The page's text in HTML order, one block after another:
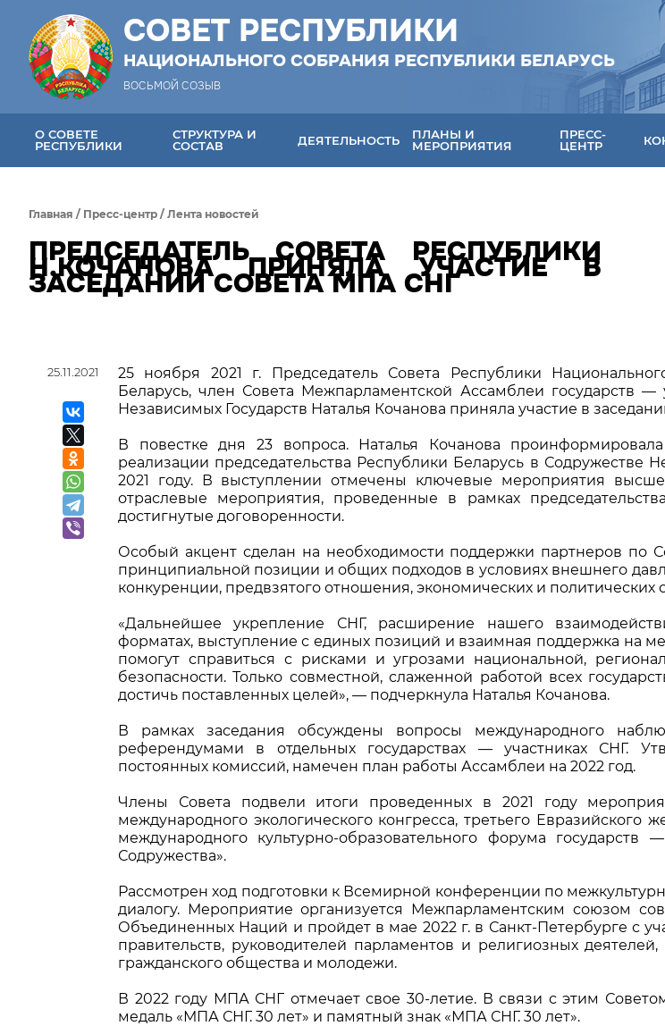
СОВЕТ РЕСПУБЛИКИ
НАЦИОНАЛЬНОГО СОБРАНИЯ РЕСПУБЛИКИ БЕЛАРУСЬ
ВОСЬМОЙ СОЗЫВ
О СОВЕТЕ
РЕСПУБЛИКИ
СТРУКТУРА И
СОСТАВ
ДЕЯТЕЛЬНОСТЬ
ПЛАНЫ И
МЕРОПРИЯТИЯ
ПРЕСС-
ЦЕНТР
Главная / Пресс-центр / Лента новостей
ПРЕДСЕДАТЕЛЬ СОВЕТА РЕСПУБЛИКИ
Н.КОЧАНОВА ПРИНЯЛА УЧАСТИЕ В
ЗАСЕДАНИИ СОВЕТА МПА СНГ
25.11.2021
25 ноября 2021 г. Председатель Совета Республики
Беларусь, член Совета Межпарламентской Ассамблеи государств —
Независимых Государств Наталья Кочанова приняла участие в
В повестке дня 23 вопроса. Наталья Кочанова
реализации председательства Республики Беларусь в Содружестве
2021 году. В выступлении отмечены ключевые мероприятия
отраслевые мероприятия, проведенные в рамках
достигнутые договоренности.
Особый акцент сделан на необходимости поддержки партнеров по
принципиальной позиции и общих подходов в условиях внешнего
конкуренции, предвзятого отношения, экономических и политических
«Дальнейшее укрепление СНГ, расширение нашего
форматах, выступление с единых позиций и взаимная поддержка на
помогут справиться с рисками и угрозами национальной,
безопасности. Только совместной, слаженной работой всех
достичь поставленных целей», — подчеркнула Наталья Кочанова.
В рамках заседания обсуждены вопросы международного
референдумами в отдельных государствах — участниках СНГ.
постоянных комиссий, намечен план работы Ассамблеи на 2022 год.
Члены Совета подвели итоги проведенных в 2021 году
международного экологического конгресса, третьего Евразийского
международного культурно-образовательного форума государств
Содружества».
Рассмотрен ход подготовки к Всемирной конференции по
диалогу. Мероприятие организуется Межпарламентским союзом
Объединенных Наций и пройдет в мае 2022 г. в Санкт-Петербурге с
правительств, руководителей парламентов и религиозных
гражданского общества и молодежи.
В 2022 году МПА СНГ отмечает свое 30-летие. В связи с этим
медаль «МПА СНГ. 30 лет» и памятный знак «МПА СНГ. 30 лет».